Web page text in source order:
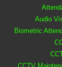
Audio
Biometric
CCTV